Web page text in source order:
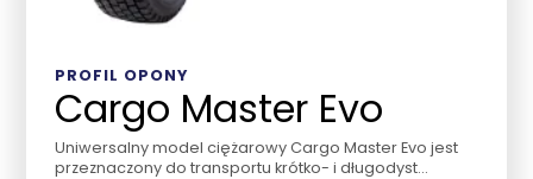
PROFIL OPONY
Cargo Master Evo
Uniwersalny model ciężarowy Cargo Master Evo jest
przeznaczony do transportu krótko- i długodyst...